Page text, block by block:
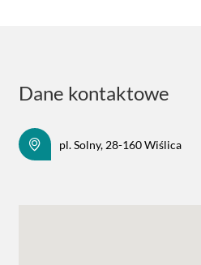
Dane kontaktowe
pl. Solny, 28-160 Wiślica